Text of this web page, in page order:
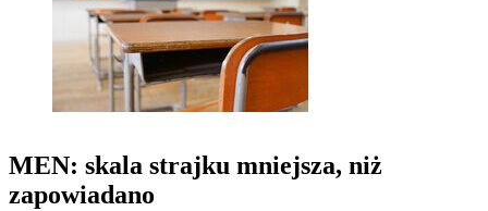
MEN: skala strajku mniejsza, niż
zapowiadano